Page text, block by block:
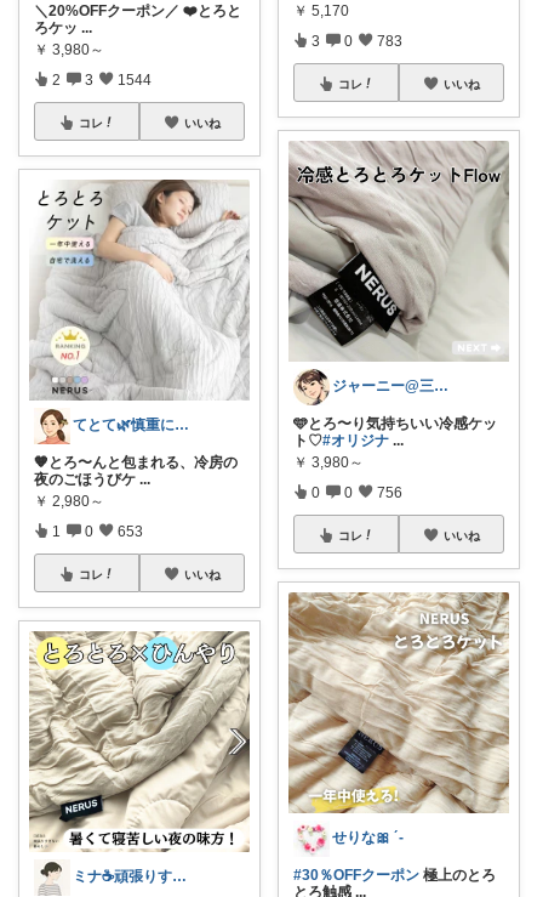
＼20%OFFクーポン／ ❤️とろと
ろケッ ...
￥ 3,980～
2 3 1544
コレ いいね
てとて🌿慎重に選ぶ派🧺💚
🧡とろ〜んと包まれる、冷房の
夜のごほうびケ ...
￥ 2,980～
1 0 653
コレ いいね
ミナ☕️頑張りすぎない暮らし🏠
￥ 5,170
3 0 783
コレ いいね
ジャーニー@三兄弟ママ
🩵とろ〜り気持ちいい冷感ケッ
ト♡#オリジナ ...
￥ 3,980～
0 0 756
コレ いいね
せりな🎀 ´-
#30％OFFクーポン 極上のとろ
とろ触感 ...